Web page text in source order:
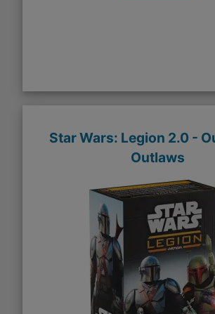
Star Wars: Legion 2.0 -
Outlaws